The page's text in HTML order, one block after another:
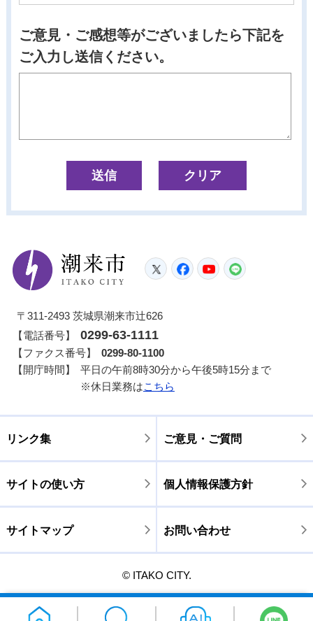
ご意見・ご感想等がございましたら下記を
ご入力し送信ください。
潮来市
TwitterFacebook
YouTube
〒311-2493 茨城県潮来市辻626
【電話番号】
0299-63-1111
【ファクス番号】
0299-80-1100
【開庁時間】
平日の午前8時30分から午後5時15分まで
※休日業務はこちら
リンク集 ご意見・ご質問
サイトの使い方 個人情報保護方針
サイトマップ お問い合わせ
© ITAKO CITY.